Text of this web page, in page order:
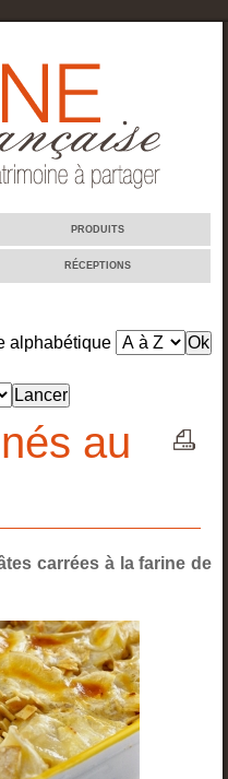
PRODUITS
RÉCEPTIONS
alphabétique
au
carrées à la farine de